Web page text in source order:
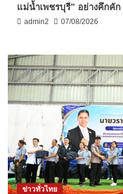
แม่น้ำเพชรบุรี” อย่างคึกคัก
admin2 07/08/2026
ข่าวทั่วไทย